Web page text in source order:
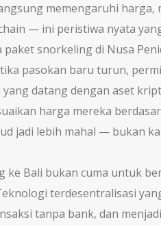
memengaruhi
— ini peristiwa nyata
snorkeling di Nusa
pasokan baru turun,
datang dengan aset
harga mereka
jadi lebih mahal — bukan
Bali bukan cuma untuk
terdesentralisasi
tanpa bank, dan